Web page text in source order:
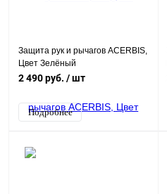
Защита рук и рычагов ACERBIS,
Цвет Зелёный
2 490 руб. / шт
Подробнее